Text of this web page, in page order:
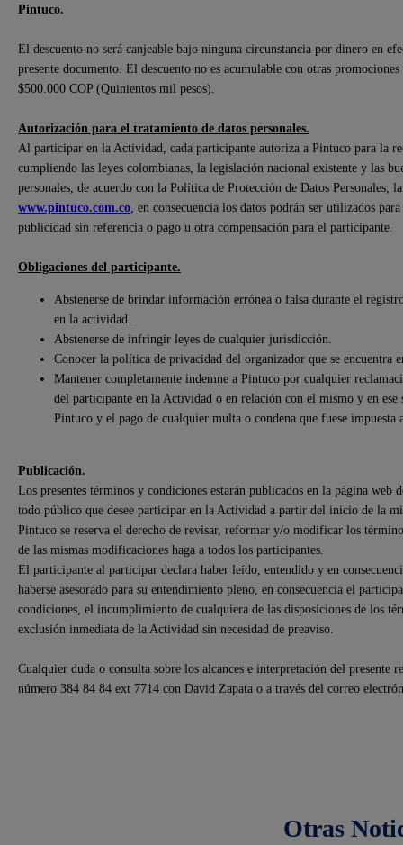
Pintuco.
El descuento no será canjeable bajo ninguna circunstancia por dinero en
presente documento. El descuento no es acumulable con otras
$500.000 COP (Quinientos mil pesos).
Autorización para el tratamiento de datos personales.
Al participar en la Actividad, cada participante autoriza a Pintuco para la
cumpliendo las leyes colombianas, la legislación nacional existente y las
personales, de acuerdo con la Política de Protección de Datos Personales,
www.pintuco.com.co , en consecuencia los datos podrán ser utilizados
publicidad sin referencia o pago u otra compensación para el participante.
Obligaciones del participante.
Abstenerse de brindar información errónea o falsa durante el
en la actividad.
Abstenerse de infringir leyes de cualquier jurisdicción.
Conocer la política de privacidad del organizador que se encuentra
Mantener completamente indemne a Pintuco por cualquier
del participante en la Actividad o en relación con el mismo y en ese
Pintuco y el pago de cualquier multa o condena que fuese impuesta
Publicación.
Los presentes términos y condiciones estarán publicados en la página web
todo público que desee participar en la Actividad a partir del inicio de la
Pintuco se reserva el derecho de revisar, reformar y/o modificar los
de las mismas modificaciones haga a todos los participantes.
El participante al participar declara haber leído, entendido y en
haberse asesorado para su entendimiento pleno, en consecuencia el
condiciones, el incumplimiento de cualquiera de las disposiciones de los
exclusión inmediata de la Actividad sin necesidad de preaviso.
Cualquier duda o consulta sobre los alcances e interpretación del presente
número 384 84 84 ext 7714 con David Zapata o a través del correo
Otras